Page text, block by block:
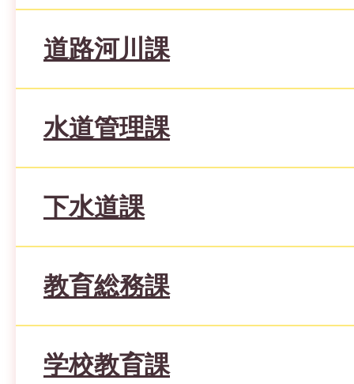
道路河川課
水道管理課
下水道課
教育総務課
学校教育課